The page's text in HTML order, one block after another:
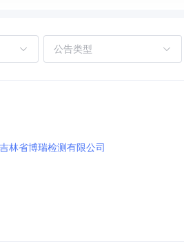
吉林省博瑞检测有限公司